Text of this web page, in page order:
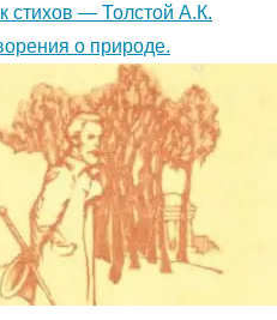
стихов — Толстой А.К.
о природе.